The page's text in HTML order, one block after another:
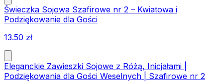
Świeczka Sojowa Szafirowe nr 2 – Kwiatowa i
Podziękowanie dla Gości
13.50 zł
Eleganckie Zawieszki Sojowe z Różą, Inicjałami |
Podziękowania dla Gości Weselnych | Szafirowe nr 2